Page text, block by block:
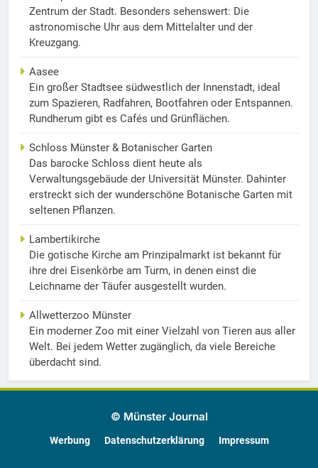
Zentrum der Stadt. Besonders sehenswert: Die
astronomische Uhr aus dem Mittelalter und der
Kreuzgang.
Aasee
Ein großer Stadtsee südwestlich der Innenstadt, ideal
zum Spazieren, Radfahren, Bootfahren oder Entspannen.
Rundherum gibt es Cafés und Grünflächen.
Schloss Münster & Botanischer Garten
Das barocke Schloss dient heute als
Verwaltungsgebäude der Universität Münster. Dahinter
erstreckt sich der wunderschöne Botanische Garten mit
seltenen Pflanzen.
Lambertikirche
Die gotische Kirche am Prinzipalmarkt ist bekannt für
ihre drei Eisenkörbe am Turm, in denen einst die
Leichname der Täufer ausgestellt wurden.
Allwetterzoo Münster
Ein moderner Zoo mit einer Vielzahl von Tieren aus aller
Welt. Bei jedem Wetter zugänglich, da viele Bereiche
überdacht sind.
© Münster Journal
Werbung Datenschutzerklärung Impressum